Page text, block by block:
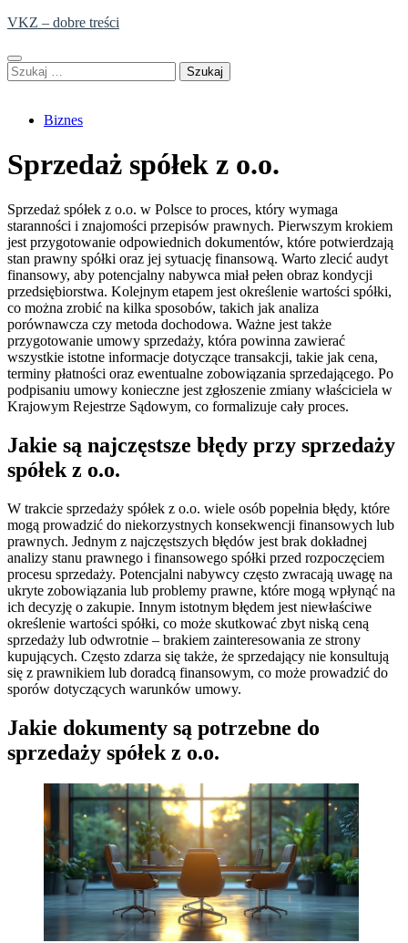
Skip
content
VKZ – dobre treści
Szukaj:
Biznes
Sprzedaż spółek z o.o.
Sprzedaż spółek z o.o. w Polsce to proces, który wymaga
staranności i znajomości przepisów prawnych. Pierwszym krokiem
jest przygotowanie odpowiednich dokumentów, które potwierdzają
stan prawny spółki oraz jej sytuację finansową. Warto zlecić audyt
finansowy, aby potencjalny nabywca miał pełen obraz kondycji
przedsiębiorstwa. Kolejnym etapem jest określenie wartości spółki,
co można zrobić na kilka sposobów, takich jak analiza
porównawcza czy metoda dochodowa. Ważne jest także
przygotowanie umowy sprzedaży, która powinna zawierać
wszystkie istotne informacje dotyczące transakcji, takie jak cena,
terminy płatności oraz ewentualne zobowiązania sprzedającego. Po
podpisaniu umowy konieczne jest zgłoszenie zmiany właściciela w
Krajowym Rejestrze Sądowym, co formalizuje cały proces.
Jakie są najczęstsze błędy przy sprzedaży
spółek z o.o.
W trakcie sprzedaży spółek z o.o. wiele osób popełnia błędy, które
mogą prowadzić do niekorzystnych konsekwencji finansowych lub
prawnych. Jednym z najczęstszych błędów jest brak dokładnej
analizy stanu prawnego i finansowego spółki przed rozpoczęciem
procesu sprzedaży. Potencjalni nabywcy często zwracają uwagę na
ukryte zobowiązania lub problemy prawne, które mogą wpłynąć na
ich decyzję o zakupie. Innym istotnym błędem jest niewłaściwe
określenie wartości spółki, co może skutkować zbyt niską ceną
sprzedaży lub odwrotnie – brakiem zainteresowania ze strony
kupujących. Często zdarza się także, że sprzedający nie konsultują
się z prawnikiem lub doradcą finansowym, co może prowadzić do
sporów dotyczących warunków umowy.
Jakie dokumenty są potrzebne do
sprzedaży spółek z o.o.